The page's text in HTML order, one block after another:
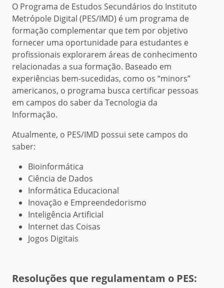
O Programa de Estudos Secundários do Instituto
Metrópole Digital (PES/IMD) é um programa de
formação complementar que tem por objetivo
fornecer uma oportunidade para estudantes e
profissionais explorarem áreas de conhecimento
relacionadas a sua formação. Baseado em
experiências bem-sucedidas, como os “minors”
americanos, o programa busca certificar pessoas
em campos do saber da Tecnologia da
Informação.
Atualmente, o PES/IMD possui sete campos do
saber:
Bioinformática
Ciência de Dados
Informática Educacional
Inovação e Empreendedorismo
Inteligência Artificial
Internet das Coisas
Jogos Digitais
Resoluções que regulamentam o PES: